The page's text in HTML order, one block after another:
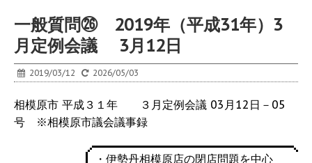
一般質問㉖ 2019年（平成31年）3
月定例会議 3月12日
2019/03/12 2026/05/03
相模原市 平成３１年 ３月定例会議 03月12日－05
号 ※相模原市議会議事録
・伊勢丹相模原店の閉店問題を中心